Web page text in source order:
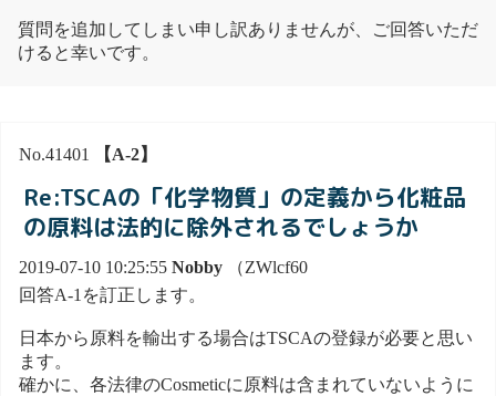
質問を追加してしまい申し訳ありませんが、ご回答いただ
けると幸いです。
No.41401 【A-2】
Re:TSCAの「化学物質」の定義から化粧品
の原料は法的に除外されるでしょうか
2019-07-10 10:25:55 Nobby （ZWlcf60
回答A-1を訂正します。
日本から原料を輸出する場合はTSCAの登録が必要と思い
ます。
確かに、各法律のCosmeticに原料は含まれていないように